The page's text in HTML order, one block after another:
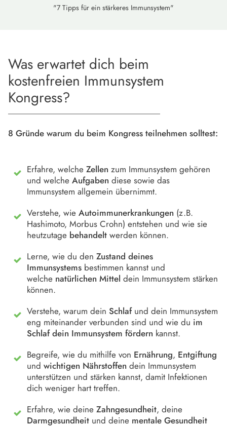
"7 Tipps für ein stärkeres Immunsystem"
Was erwartet dich beim
kostenfreien Immunsystem
Kongress?
8 Gründe warum du beim Kongress teilnehmen solltest:
Erfahre, welche Zellen zum Immunsystem gehören
und welche Aufgaben diese sowie das
Immunsystem allgemein übernimmt.
Verstehe, wie Autoimmunerkrankungen (z.B.
Hashimoto, Morbus Crohn) entstehen und wie sie
heutzutage behandelt werden können.
Lerne, wie du den Zustand deines
Immunsystems bestimmen kannst und
welche natürlichen Mittel dein Immunsystem stärken
können.
Verstehe, warum dein Schlafund dein Immunsystem
eng miteinander verbunden sind und wie du im
Schlaf dein Immunsystem fördern kannst.
Begreife, wie du mithilfe von Ernährung, Entgiftung
und wichtigen Nährstoffen dein Immunsystem
unterstützen und stärken kannst, damit Infektionen
dich weniger hart treffen.
Erfahre, wie deine Zahngesundheit, deine
Darmgesundheit und deine mentale Gesundheit